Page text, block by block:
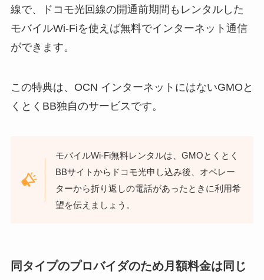
線で、ドコモ光回線の開通前期間もレンタルした
モバイルWi-Fiを使えば無料でインターネット通信
ができます。
この特典は、OCN インターネットにはないGMOと
くとくBB独自のサービスです。
モバイルWi-Fi無料レンタルは、GMOとくとく
BBサイトからドコモ光申し込み後、オペレー
ターから折り返しの電話があったときに利用希
望を伝えましょう。
同タイプのプロバイダのため月額料金は同じ